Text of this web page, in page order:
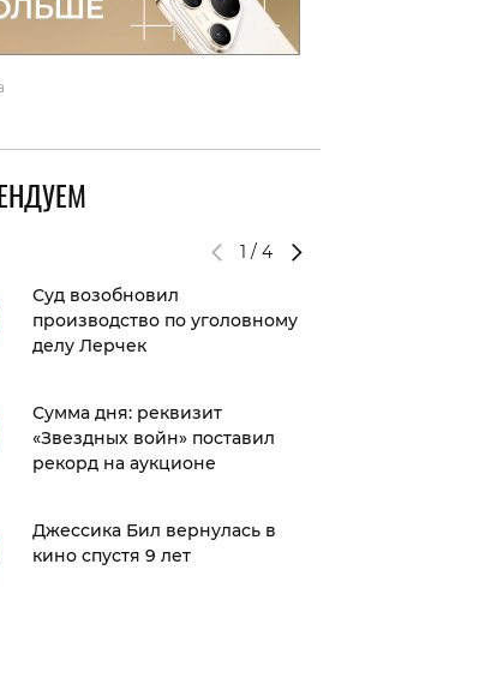
1 /4
Суд возобновил
производство по уголовному
делу Лерчек
Сумма дня: реквизит
«Звездных войн» поставил
рекорд на аукционе
Джессика Бил вернулась в
кино спустя 9 лет